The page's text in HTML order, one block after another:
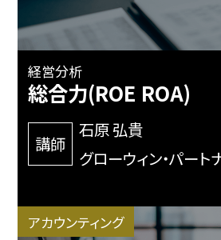
経営分析
総合力(ROE ROA)
講師
石原 弘貴
グローウィン・パート
アカウンティング